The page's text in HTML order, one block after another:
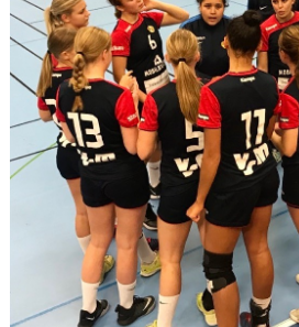
MEDLEM I RIK
FÖRENINGEN
PROFILGUIDE
HITTA HIT!
INFORMATION TILL LEDARE
BILDARKIV